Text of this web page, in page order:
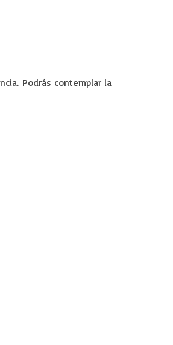
Podrás contemplar la